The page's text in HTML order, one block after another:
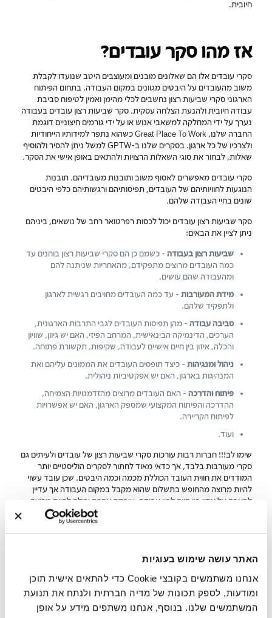
האתר עושה שימוש בעוגיות
אנחנו משתמשים בקובצי Cookie כדי להתאים אישית תוכן
ומודעות, לספק תכונות של מדיה חברתית ולנתח את תנועת
המשתמשים שלנו. בנוסף, אנחנו משתפים מידע על אופן
חיובית.
אז מהו סקר עובדים?
סקרי עובדים אלו הם שאלונים מובנים ומעוצבים היטב שנועדו לקבלת
משוב מהעובדים על היבטים מגוונים במקום העבודה. בתחום הפיתוח
הארגוני סקרי שביעות רצון נחשבים לכלי מהימן ואמין לטיפוח סביבת
עבודה חיובית ולהנעת הצלחה עסקית. סקר שביעות רצון עובדים בעבודה
נערך על ידי המחלקה למשאבי אנוש או על ידי גורמים חיצוניים דוגמת
החברה שלנו, Great Place To Work כשהוא נתפר למידותיו הייחודיות
ולצרכיו של כל ארגון. בסקרים שלנו ב-GPTW למשל ניתן להסיר ולהוסיף
שאלות, לבחור את סוגי השאלות הרצויות ולהתאים באופן אישי את הסקר.
סקרי עובדים מאפשרים לאסוף משוב ותובנות מעובדיהם. תובנות
הנוגעות לחוויותיהם של העובדים, תפיסותיהם ורגשותיהם כלפי היבטים
שונים בחיי העבודה שלהם.
סקר שביעות רצון עובדים יכול לכסות רפרטואר רחב של נושאים, ביניהם
ניתן לציין את הבאים:
שביעות רצון בעבודה - כשמם כן הם סקרי שביעות רצון בוחנים עד
כמה העובדים מרוצים מתפקידם, מהאחריות שניתנה להם
ומהעבודה שהם עושים.
מידת המעורבות - עד כמה העובדים מחויבים רגשית לארגון
ולתפקיד שלהם.
סביבה עבודה - מהן תפיסות העובדים לגבי התרבות הארגונית,
הערכים, הדינמיקה הבינאישית, המרחב הפיזי, האם יש גיוון, שוויון
והכלה, איזון בין חיים אישיים לעבודה, שקיפות, תקשורת פתוחה.
ניהול ומנגיהות - כיצד תופסים העובדים את הממונים עליהם ואת
המנהיגות בארגון, האם יש אפקטיביות ניהולית.
פיתוח והדרכה - האם העובדים מרוצים מהזדמנויות הצמיחה,
ההדרכה והפיתוח המקצועי שמספק הארגון, האם יש אפשרויות
לפיתוח הקריירה.
ועוד…
שימו לב!!! חברות רבות עורכות סקרי שביעות רצון של עובדים ולעיתים גם
סקרי מעורבות בלבד, אך כדאי מאוד לחתור לסקרים הוליסטיים יותר
המודדים את חווית העובד הכוללת מכמה וכמה היבטים. שכן עובד עשוי
להיות מרוצה מהחופש בתשלום שהוא מקבל במקום העבודה אך עדיין
להאבק על איזון בין חיים לבין עבודה. עובדת אחרת יכולה להיות מרוצה
מההטבות ונתיבי ההתפחות המקצועית אך עשויה להרגיש שחיקה.
סקר האינדקס המקיף שלנו ב-Great Place To Work הוא דוגמה נהדרת
את שורש הסיבות ולגבש גם פתרונות. כך למשל, הסקרים שלנו כוללים
וכולל שאלות כמו: "עד כמה אתה מרוצה ממדיניות העבודה מרחוק של
החברה?" או "האם אתה מרגיש שיש לך את הגמישות הדרושה לך בלוח
הזמנים שלך?". מודעות הולכת וגוברת של ארגונים לבריאות הנפשית של
העובדים גם מוצאת ביטוי בסקרי שביעות רצון העובדים שלנו עם שאלות